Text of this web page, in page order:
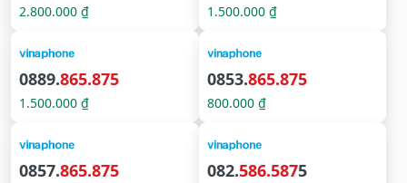
2.800.000 ₫ 1.500.000 ₫
0889.865.875
1.500.000 ₫
0853.865.875
800.000 ₫
0857.865.875 082.586.5875